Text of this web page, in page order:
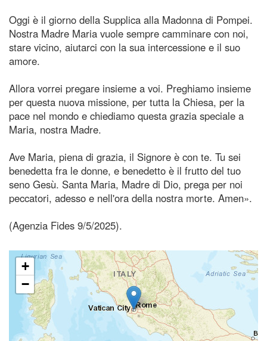
Oggi è il giorno della Supplica alla Madonna di Pompei.
Nostra Madre Maria vuole sempre camminare con noi,
stare vicino, aiutarci con la sua intercessione e il suo
amore.
Allora vorrei pregare insieme a voi. Preghiamo insieme
per questa nuova missione, per tutta la Chiesa, per la
pace nel mondo e chiediamo questa grazia speciale a
Maria, nostra Madre.
Ave Maria, piena di grazia, il Signore è con te. Tu sei
benedetta fra le donne, e benedetto è il frutto del tuo
seno Gesù. Santa Maria, Madre di Dio, prega per noi
peccatori, adesso e nell'ora della nostra morte. Amen».
(Agenzia Fides 9/5/2025).
+
−